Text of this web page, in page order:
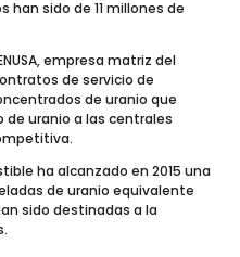
sido de 11 millones de
empresa matriz del
de servicio de
de uranio que
uranio a las centrales
ha alcanzado en 2015 una
de uranio equivalente
sido destinadas a la